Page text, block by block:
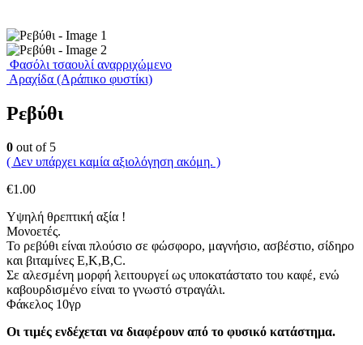
Φασόλι τσαουλί αναρριχώμενο
Αραχίδα (Αράπικο φυστίκι)
Ρεβύθι
0 out of 5
( Δεν υπάρχει καμία αξιολόγηση ακόμη. )
€1.00
Υψηλή θρεπτική αξία !
Μονοετές.
Το ρεβύθι είναι πλούσιο σε φώσφορο, μαγνήσιο, ασβέστιο, σίδηρο
και βιταμίνες Ε,Κ,Β,C.
Σε αλεσμένη μορφή λειτουργεί ως υποκατάστατο του καφέ, ενώ
καβουρδισμένο είναι το γνωστό στραγάλι.
Φάκελος 10γρ
Οι τιμές ενδέχεται να διαφέρουν από το φυσικό κατάστημα.